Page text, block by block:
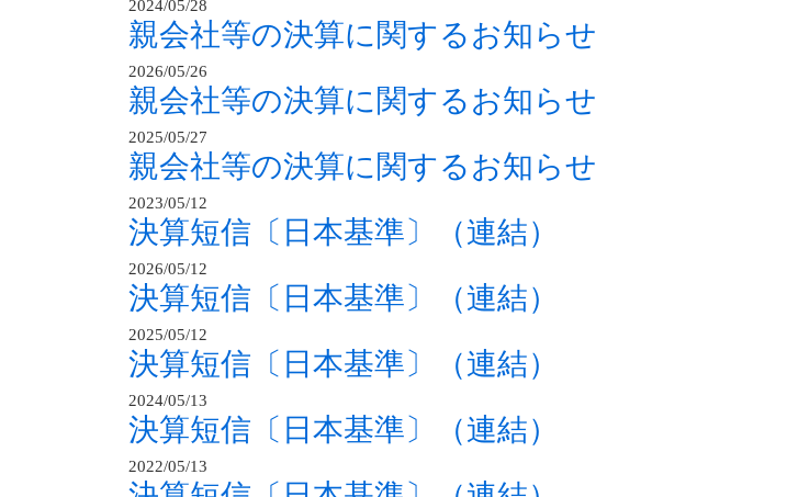
2024/05/28
親会社等の決算に関するお知らせ
2026/05/26
親会社等の決算に関するお知らせ
2025/05/27
親会社等の決算に関するお知らせ
2023/05/12
決算短信〔日本基準〕（連結）
2026/05/12
決算短信〔日本基準〕（連結）
2025/05/12
決算短信〔日本基準〕（連結）
2024/05/13
決算短信〔日本基準〕（連結）
2022/05/13